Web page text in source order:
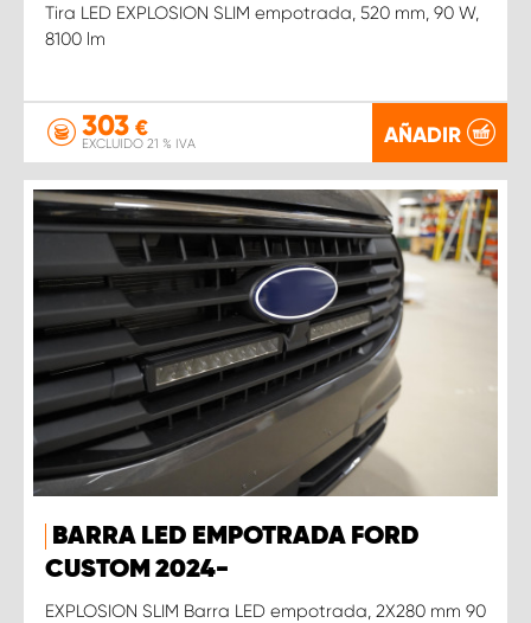
Tira LED EXPLOSION SLIM empotrada, 520 mm, 90 W,
8100 lm
303 €
EXCLUIDO 21 % IVA AÑADIR
BARRA LED EMPOTRADA FORD
CUSTOM 2024-
EXPLOSION SLIM Barra LED empotrada, 2X280 mm 90